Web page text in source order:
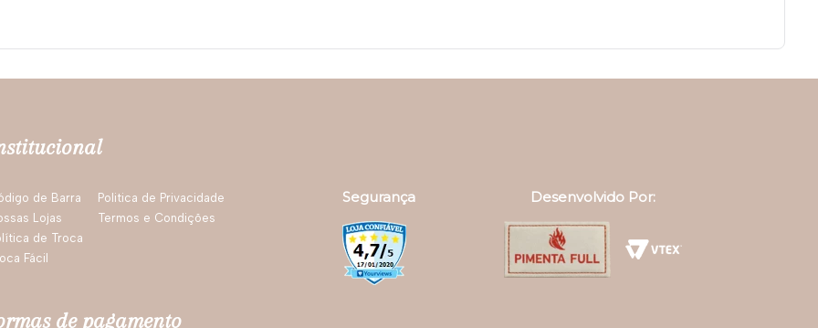
de Barra
Lojas
de Troca
Fácil
Politica de Privacidade
Termos e Condições
de pagamento
Segurança Desenvolvido Por: